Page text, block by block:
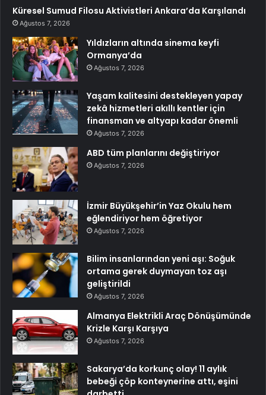
Küresel Sumud Filosu Aktivistleri Ankara’da Karşılandı
Ağustos 7, 2026
Yıldızların altında sinema keyfi
Ormanya’da
Ağustos 7, 2026
Yaşam kalitesini destekleyen yapay
zekâ hizmetleri akıllı kentler için
finansman ve altyapı kadar önemli
Ağustos 7, 2026
ABD tüm planlarını değiştiriyor
Ağustos 7, 2026
İzmir Büyükşehir’in Yaz Okulu hem
eğlendiriyor hem öğretiyor
Ağustos 7, 2026
Bilim insanlarından yeni aşı: Soğuk
ortama gerek duymayan toz aşı
geliştirildi
Ağustos 7, 2026
Almanya Elektrikli Araç Dönüşümünde
Krizle Karşı Karşıya
Ağustos 7, 2026
Sakarya’da korkunç olay! 11 aylık
bebeği çöp konteynerine attı, eşini